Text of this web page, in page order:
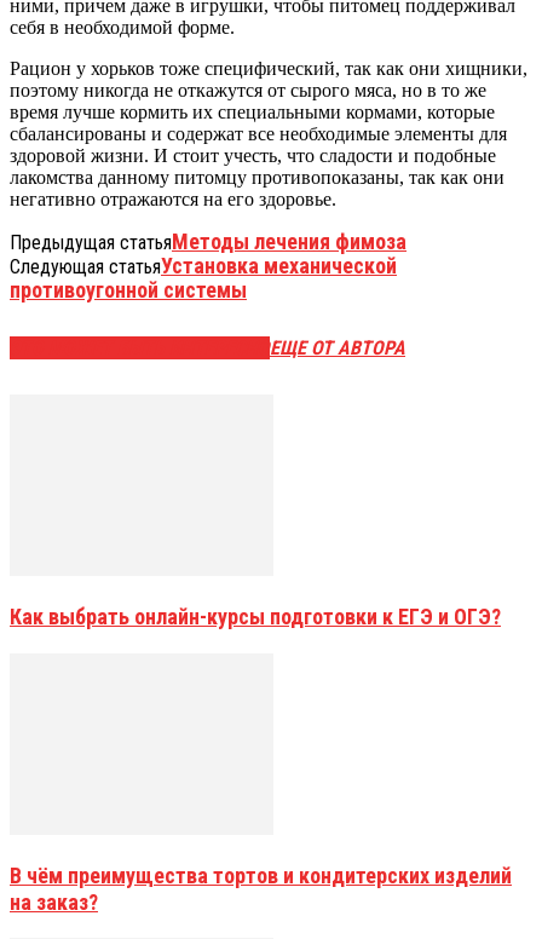
ними, причем даже в игрушки, чтобы питомец поддерживал
себя в необходимой форме.
Рацион у хорьков тоже специфический, так как они хищники,
поэтому никогда не откажутся от сырого мяса, но в то же
время лучше кормить их специальными кормами, которые
сбалансированы и содержат все необходимые элементы для
здоровой жизни. И стоит учесть, что сладости и подобные
лакомства данному питомцу противопоказаны, так как они
негативно отражаются на его здоровье.
Предыдущая статьяМетоды лечения фимоза
Следующая статьяУстановка механической
противоугонной системы
ЕЩЕ ОТ АВТОРА
Как выбрать онлайн-курсы подготовки к ЕГЭ и ОГЭ?
В чём преимущества тортов и кондитерских изделий
на заказ?